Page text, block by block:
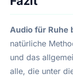
Audio für Ruhe
natürliche
und das
alle, die unter